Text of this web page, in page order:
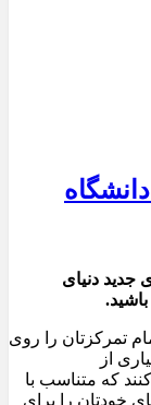
جدید دنیای
تمرکزتان را روی
از
که متناسب با
خودتان را برای